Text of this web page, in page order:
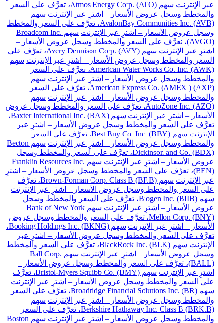
عبر الإنترنت
سهم Atmos Energy Corp. (ATO)، تعرَّف على السعر
والمخطط وسجل عروض الأسعار – اشترِ عبر الإنترنت سهم
AvalonBay Communities Inc. (AVB)، تعرَّف على السعر والمخطط
وسجل عروض الأسعار – اشترِ عبر الإنترنت
سهم Broadcom Inc.
(AVGO)، تعرَّف على السعر والمخطط وسجل عروض الأسعار –
اشترِ عبر الإنترنت
سهم Avery Dennison Corp. (AVY)، تعرَّف على
السعر والمخطط وسجل عروض الأسعار – اشترِ عبر الإنترنت سهم
American Water Works Co. Inc. (AWK)، تعرَّف على السعر
والمخطط وسجل عروض الأسعار – اشترِ عبر الإنترنت سهم
American Express Co. (AMEX ) (AXP)، تعرَّف على السعر
والمخطط وسجل عروض الأسعار – اشترِ عبر الإنترنت سهم
AutoZone Inc. (AZO)، تعرَّف على السعر والمخطط وسجل عروض
الأسعار – اشترِ عبر الإنترنت
سهم Baxter International Inc. (BAX)،
تعرَّف على السعر والمخطط وسجل عروض الأسعار – اشترِ عبر
الإنترنت
سهم Best Buy Co. Inc. (BBY)، تعرَّف على السعر
والمخطط وسجل عروض الأسعار – اشترِ عبر الإنترنت
سهم Becton
Dickinson and Co. (BDX)، تعرَّف على السعر والمخطط وسجل
عروض الأسعار – اشترِ عبر الإنترنت
سهم Franklin Resources Inc.
(BEN)، تعرَّف على السعر والمخطط وسجل عروض الأسعار – اشترِ
عبر الإنترنت
سهم Brown-Forman Corp. Class B (BF.B)، تعرَّف
على السعر والمخطط وسجل عروض الأسعار – اشترِ عبر الإنترنت
سهم Biogen Inc. (BIIB)، تعرَّف على السعر والمخطط وسجل
عروض الأسعار – اشترِ عبر الإنترنت
سهم Bank of New York
Mellon Corp. (BNY)، تعرَّف على السعر والمخطط وسجل عروض
الأسعار – اشترِ عبر الإنترنت
سهم Booking Holdings Inc. (BKNG)،
تعرَّف على السعر والمخطط وسجل عروض الأسعار – اشترِ عبر
الإنترنت
سهم BlackRock Inc. (BLK)، تعرَّف على السعر والمخطط
وسجل عروض الأسعار – اشترِ عبر الإنترنت
سهم Ball Corp.
(BALL)، تعرَّف على السعر والمخطط وسجل عروض الأسعار –
اشترِ عبر الإنترنت
سهم Bristol-Myers Squibb Co. (BMY)، تعرَّف
على السعر والمخطط وسجل عروض الأسعار – اشترِ عبر الإنترنت
سهم Broadridge Financial Solutions Inc. (BR)، تعرَّف على السعر
والمخطط وسجل عروض الأسعار – اشترِ عبر الإنترنت سهم
Berkshire Hathaway Inc. Class B (BRK.B)، تعرَّف على السعر
والمخطط وسجل عروض الأسعار – اشترِ عبر الإنترنت
سهم Boston